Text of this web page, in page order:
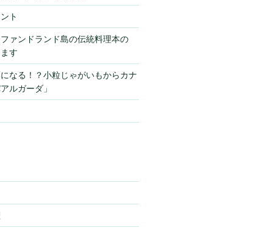
ト
ァンドランド島の伝統料理本の
す
なる！？小粒じゃがいもからカナ
ルガーダ」